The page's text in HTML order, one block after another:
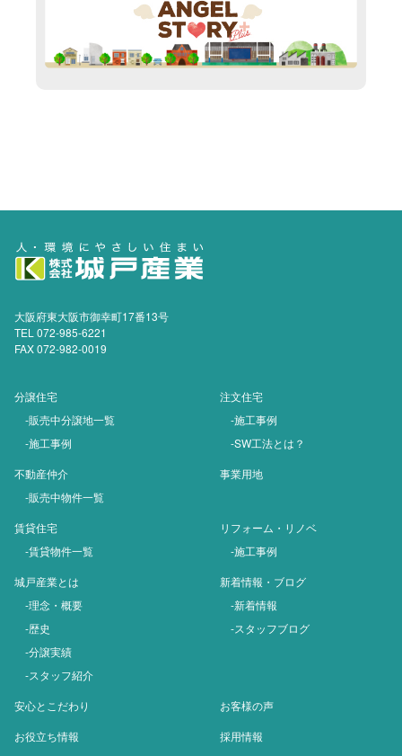
大阪府東大阪市御幸町17番13号
TEL 072-985-6221
FAX 072-982-0019
分譲住宅
-販売中分譲地一覧
-施工事例
注文住宅
-施工事例
-SW工法とは？
不動産仲介
-販売中物件一覧
事業用地
賃貸住宅
-賃貸物件一覧
リフォーム・リノベ
-施工事例
城戸産業とは
-理念・概要
-歴史
-分譲実績
-スタッフ紹介
新着情報・ブログ
-新着情報
-スタッフブログ
安心とこだわり
お客様の声
お役立ち情報
採用情報